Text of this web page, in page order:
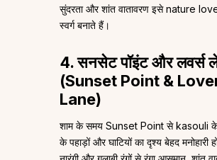
सुंदरता और शांत वातावरण इसे nature
स्वर्ग बनाते हैं।
4. सनसेट पॉइंट और लवर्स
(Sunset Point &
Lane)
शाम के समय Sunset Point से kasouli
के पहाड़ों और घाटियों का दृश्य बेहद मनोहारी